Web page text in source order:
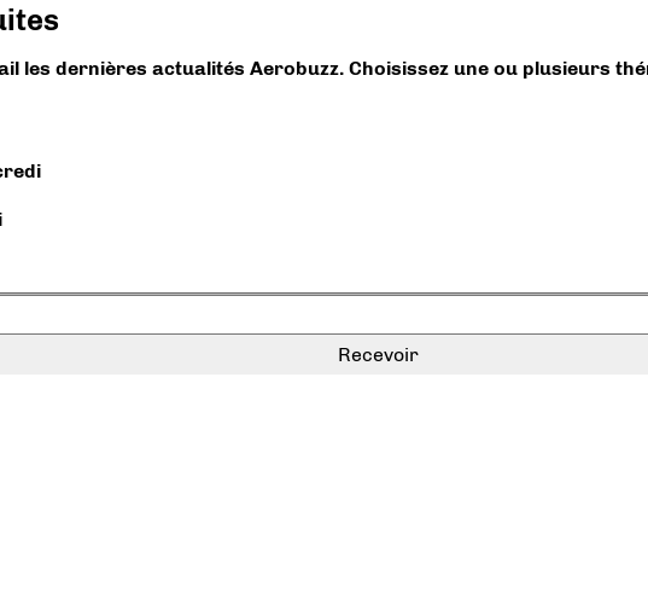
les dernières actualités Aerobuzz. Choisissez une ou plusieurs